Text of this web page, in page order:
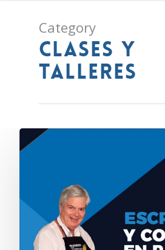
Hit enter to search or ESC to close
Category
Clases y
Talleres